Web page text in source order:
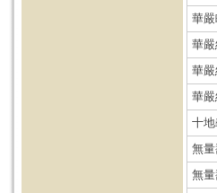
華
華
華
華
十
無
無